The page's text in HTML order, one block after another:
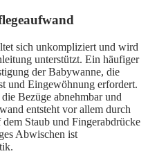
sich unkompliziert und wird
unterstützt. Ein häufiger
der Babywanne, die
und Eingewöhnung erfordert.
Bezüge abnehmbar und
entsteht vor allem durch
Staub und Fingerabdrücke
Abwischen ist